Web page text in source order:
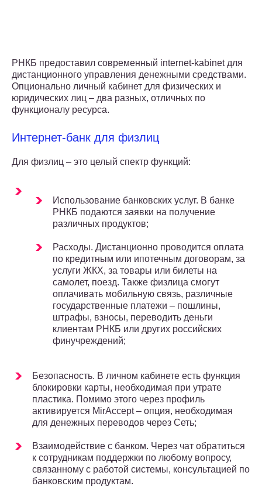
РНКБ предоставил современный internet-kabinet для
дистанционного управления денежными средствами.
Опционально личный кабинет для физических и
юридических лиц – два разных, отличных по
функционалу ресурса.
Интернет-банк для физлиц
Для физлиц – это целый спектр функций:
Использование банковских услуг. В банке
РНКБ подаются заявки на получение
различных продуктов;
Расходы. Дистанционно проводится оплата
по кредитным или ипотечным договорам, за
услуги ЖКХ, за товары или билеты на
самолет, поезд. Также физлица смогут
оплачивать мобильную связь, различные
государственные платежи – пошлины,
штрафы, взносы, переводить деньги
клиентам РНКБ или других российских
финучреждений;
Безопасность. В личном кабинете есть функция
блокировки карты, необходимая при утрате
пластика. Помимо этого через профиль
активируется MirAccept – опция, необходимая
для денежных переводов через Сеть;
Взаимодействие с банком. Через чат обратиться
к сотрудникам поддержки по любому вопросу,
связанному с работой системы, консультацией по
банковским продуктам.